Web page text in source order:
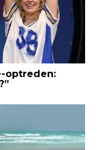
optreden: